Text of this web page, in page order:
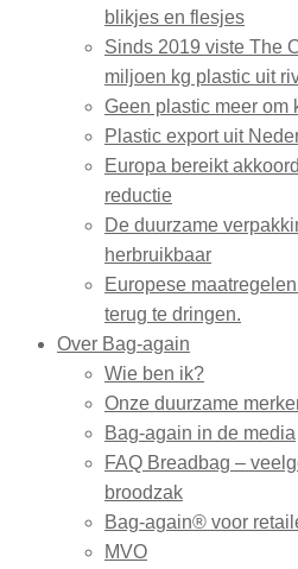
blikjes en flesjes
Sinds 2019 viste The
miljoen kg plastic uit
Geen plastic meer om
Plastic export uit
Europa bereikt
reductie
De duurzame
herbruikbaar
Europese
terug te dringen.
Over Bag-again
Wie ben ik?
Onze duurzame
Bag-again in de media
FAQ Breadbag –
broodzak
Bag-again® voor
MVO